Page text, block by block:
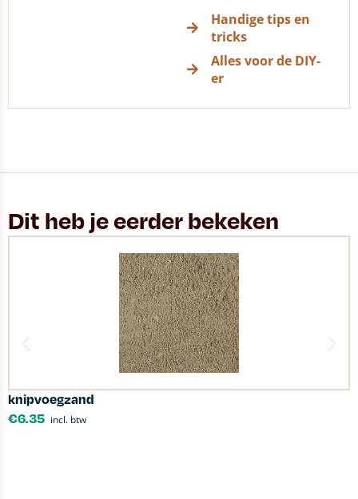
Handige tips en
tricks
Alles voor de DIY-
er
Dit heb je eerder bekeken
knipvoegzand
€6.35 incl. btw